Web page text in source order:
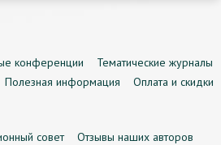
конференции
Тематические журналы
Полезная информация
Оплата и скидки
совет
Отзывы наших авторов